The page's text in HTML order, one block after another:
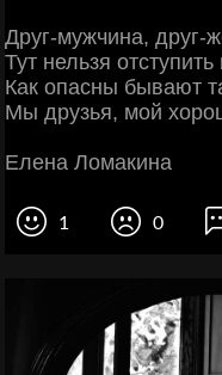
Друг-мужчина,
Тут нельзя
Как опасны бывают
Мы друзья, мой
Елена Ломакина
1 0